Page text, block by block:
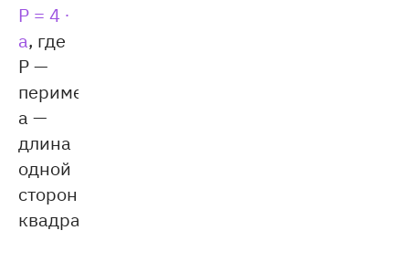
P = 4 ∙
a, где
P —
периметр,
a —
длина
одной
стороны
квадрата.